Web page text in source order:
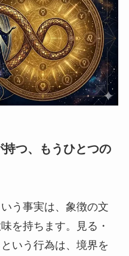
持つ、もうひとつの
う事実は、象徴の文
を持ちます。見る・
いう行為は、境界を